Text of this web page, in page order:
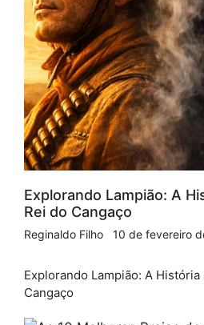
Explorando Lampião: A
Rei do Cangaço
Reginaldo Filho 10 de fevereiro
Explorando Lampião: A
Cangaço